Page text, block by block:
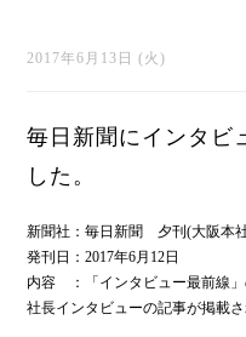
2017年6月13日 (火)
毎日新聞にインタビ
した。
新聞社：毎日新聞 夕刊(大阪本
発刊日：2017年6月12日
内容 ：「インタビュー最前線」
社長インタビューの記事が掲載さ